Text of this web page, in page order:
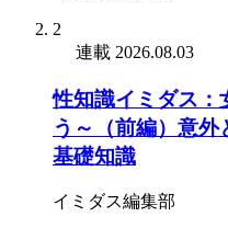
2
連載 2026.08.03
性知識イミダス：
う～（前編）意
基礎知識
イミダス編集部